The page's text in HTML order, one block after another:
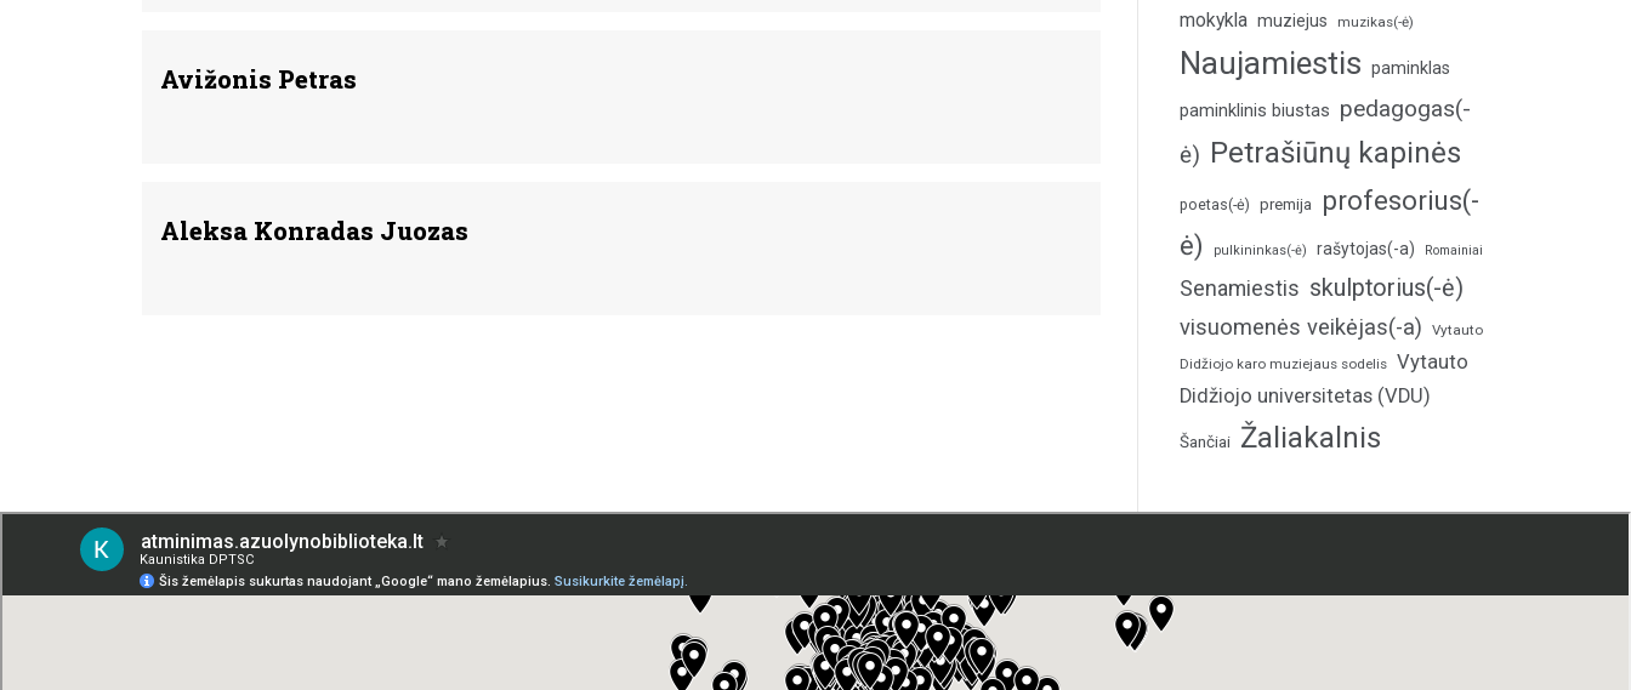
Avižonis Petras
Aleksa Konradas Juozas
mokykla muziejus muzikas(-ė)
Naujamiestis paminklas
paminklinis biustas pedagogas(-
ė) Petrašiūnų kapinės
poetas(-ė) premija
profesorius(-
ė)
pulkininkas(-ė) rašytojas(-a) Romainiai
Senamiestis skulptorius(-ė)
visuomenės veikėjas(-a)
Vytauto
Didžiojo karo muziejaus sodelis Vytauto
Didžiojo universitetas (VDU)
Šančiai Žaliakalnis